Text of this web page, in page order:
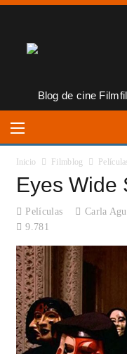
Inicio Filmblog
Eyes Wide
Películas Carla
9.781